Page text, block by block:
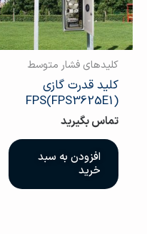
کلیدهای فشار متوسط
کلید قدرت گازی
(FPS3625E1)FPS
تماس بگیرید
افزودن به سبد
خرید